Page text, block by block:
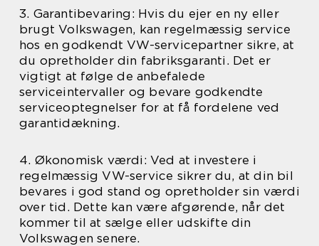
3. Garantibevaring: Hvis du ejer en ny eller
brugt Volkswagen, kan regelmæssig service
hos en godkendt VW-servicepartner sikre, at
du opretholder din fabriksgaranti. Det er
vigtigt at følge de anbefalede
serviceintervaller og bevare godkendte
serviceoptegnelser for at få fordelene ved
garantidækning.
4. Økonomisk værdi: Ved at investere i
regelmæssig VW-service sikrer du, at din bil
bevares i god stand og opretholder sin værdi
over tid. Dette kan være afgørende, når det
kommer til at sælge eller udskifte din
Volkswagen senere.